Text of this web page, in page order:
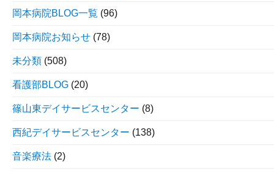
岡本病院BLOG一覧 (96)
岡本病院お知らせ (78)
未分類 (508)
看護部BLOG (20)
篠山東デイサービスセンター (8)
西紀デイサービスセンター (138)
音楽療法 (2)